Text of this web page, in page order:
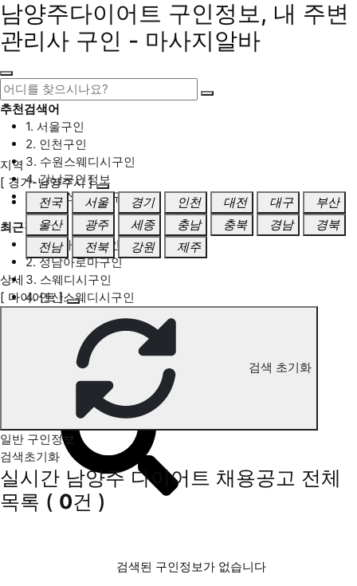
남양주다이어트 구인정보, 내 주변
관리사 구인 - 마사지알바
추천검색어
1. 서울구인
2. 인천구인
3. 수원스웨디시구인
4. 강남구인정보
5. 동탄스웨디시구인
최근검색어
1. 일산마사지구인
2. 성남아로마구인
3. 스웨디시구인
4. 안산스웨디시구인
남양주 다이어트 구인정보
지역
[ 경기-남양주시 ]
전국
서울 경기 인천 대전 대구
부산
울산
광주 세종 충남 충북 경남
경북
전남
전북 강원 제주
상세
[ 다이어트 ]
검색 초기화
일반 구인정보
검색초기화
실시간 남양주 다이어트 채용공고 전체
목록 ( 0건 )
검색된 구인정보가 없습니다